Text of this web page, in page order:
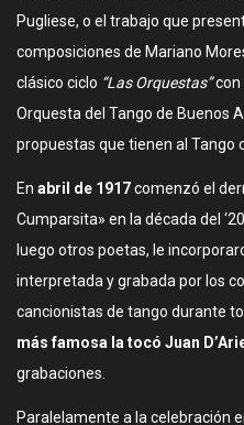
Pugliese, o el trabajo que
composiciones de Mariano
clásico ciclo “Las Orquestas”con
Orquesta del Tango de Buenos
propuestas que tienen al Tango
En abril de 1917comenzó el
Cumparsita» en la década del
luego otros poetas, le
interpretada y grabada por los
cancionistas de tango durante
más famosa la tocó Juan
grabaciones.
Paralelamente a la celebración